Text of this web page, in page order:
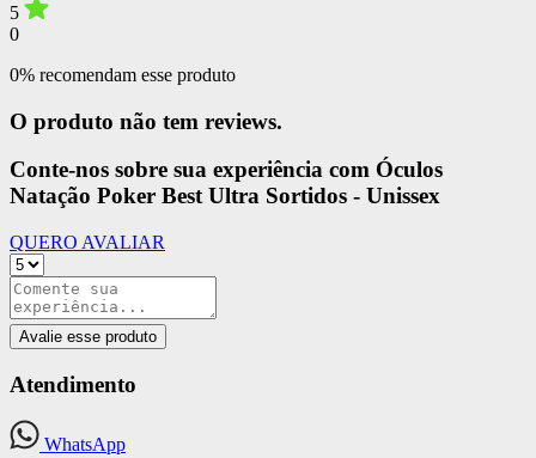
5
0
0% recomendam esse produto
O produto não tem reviews.
Conte-nos sobre sua experiência com Óculos
Natação Poker Best Ultra Sortidos - Unissex
QUERO AVALIAR
Avalie esse produto
Atendimento
WhatsApp